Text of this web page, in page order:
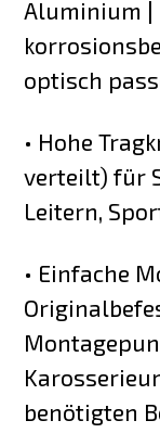
Aluminium
optisch
• Hohe
verteilt) für
Leitern,
• Einfache
benötigten